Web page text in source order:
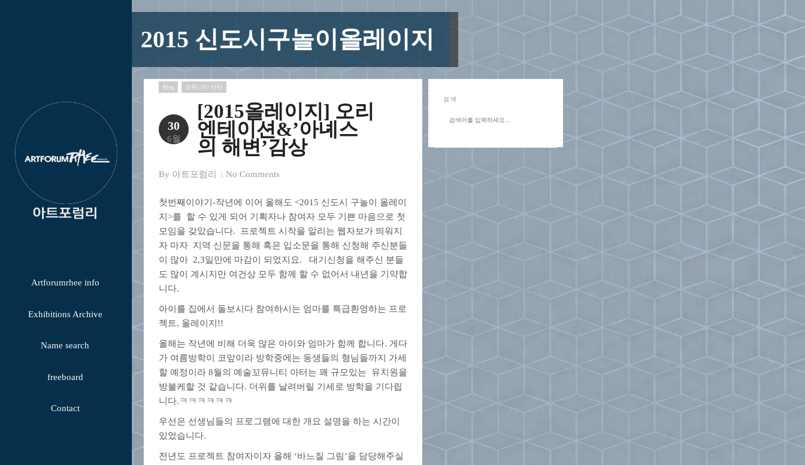
Artforumrhee info
Exhibitions Archive
Name search
freeboard
Contact
2015 신도시구놀이올레이지
Blog 꼬뮤니티 아터
30
6월
[2015올레이지] 오리
엔테이션&’아녜스
의 해변’감상
By 아트포럼리 No Comments
첫번째이야기-작년에 이어 올해도 <2015 신도시 구놀이 올레이
지>를 할 수 있게 되어 기획자나 참여자 모두 기쁜 마음으로 첫
모임을 갖았습니다. 프로젝트 시작을 알리는 웹자보가 띄워지
자 마자 지역 신문을 통해 혹은 입소문을 통해 신청해 주신분들
이 많아 2,3일만에 마감이 되었지요. 대기신청을 해주신 분들
도 많이 계시지만 여건상 모두 함께 할 수 없어서 내년을 기약합
니다.
아이를 집에서 돌보시다 참여하시는 엄마를 특급환영하는 프로
젝트, 올레이지!!
올해는 작년에 비해 더욱 많은 아이와 엄마가 함께 합니다. 게다
가 여름방학이 코앞이라 방학중에는 동생들의 형님들까지 가세
할 예정이라 8월의 예술꼬뮤니티 아터는 꽤 규모있는 유치원을
방불케할 것 같습니다. 더위를 날려버릴 기세로 방학을 기다립
니다.ㅋㅋㅋㅋㅋㅋ
우선은 선생님들의 프로그램에 대한 개요 설명을 하는 시간이
있었습니다.
전년도 프로젝트 참여자이자 올해 ‘바느질 그림’을 담당해주실
검색